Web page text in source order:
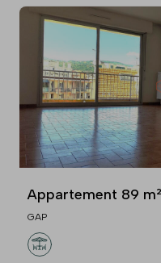
Appartement 89
GAP